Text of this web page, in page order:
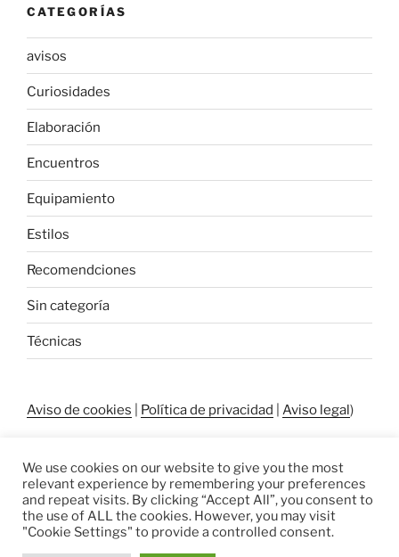
CATEGORÍAS
avisos
Curiosidades
Elaboración
Encuentros
Equipamiento
Estilos
Recomendciones
Sin categoría
Técnicas
Aviso de cookies Política de privacidad Aviso legal)
We use cookies on our website to give you the most
relevant experience by remembering your preferences
and repeat visits. By clicking “Accept All”, you consent to
the use of ALL the cookies. However, you may visit
"Cookie Settings" to provide a controlled consent.